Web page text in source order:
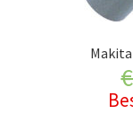
Makita
€